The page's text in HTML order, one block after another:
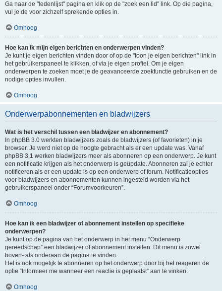
Ga naar de "ledenlijst" pagina en klik op de "zoek een lid" link. Op die pagina,
vul je de voor zichzelf sprekende opties in.
Omhoog
Hoe kan ik mijn eigen berichten en onderwerpen vinden?
Je kunt je eigen berichten vinden door of op de "toon je eigen berichten" link in
het gebruikerspaneel te klikken, of via je eigen profiel. Om je eigen
onderwerpen te zoeken moet je de geavanceerde zoekfunctie gebruiken en de
nodige opties invullen.
Omhoog
Onderwerpabonnementen en bladwijzers
Wat is het verschil tussen een bladwijzer en abonnement?
In phpBB 3.0 werkten bladwijzers zoals de bladwijzers (of favorieten) in je
browser. Je werd niet op de hoogte gebracht als er een update was. Vanaf
phpBB 3.1 werken bladwijzers meer als abonneren op een onderwerp. Je kunt
een notificatie krijgen als het onderwerp is geüpdate. Abonneren zal je echter
notificeren als er een update is op een onderwerp of forum. Notificatieopties
voor bladwijzers en abonnementen kunnen ingesteld worden via het
gebruikerspaneel onder “Forumvoorkeuren”.
Omhoog
Hoe kan ik een bladwijzer of abonnement instellen op specifieke
onderwerpen?
Je kunt op de pagina van het onderwerp in het menu “Onderwerp
gereedschap” een bladwijzer of abonnement instellen. Dit menu is zowel
boven- als onderaan de pagina te vinden.
Het is ook mogelijk te abonneren op het onderwerp door bij het reageren de
optie “Informeer me wanneer een reactie is geplaatst” aan te vinken.
Omhoog